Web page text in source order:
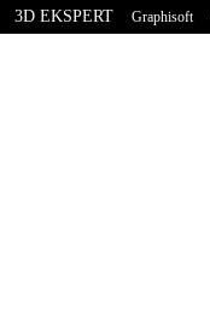
3D EKSPERT Graphisoft